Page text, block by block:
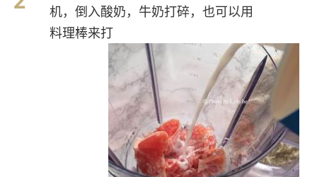
机，倒入酸奶，牛奶打碎，也可以用
料理棒来打